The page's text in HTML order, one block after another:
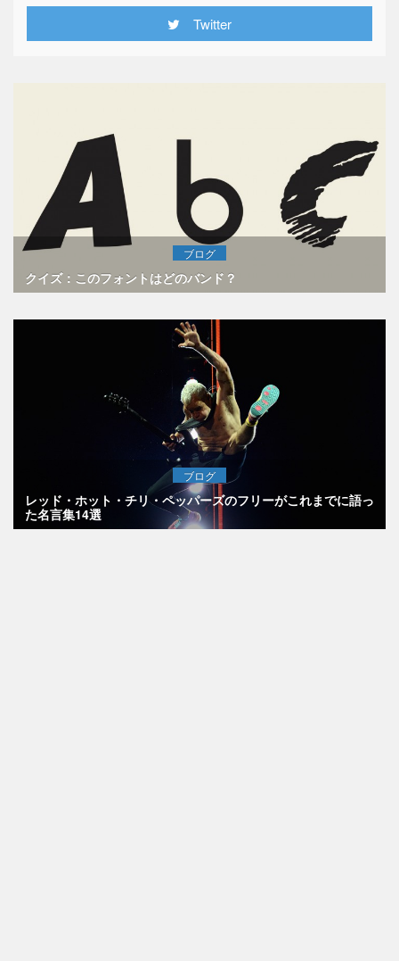
Twitter
ブログ
クイズ：このフォントはどのバンド？
ブログ
レッド・ホット・チリ・ペッパーズのフリーがこれまでに語っ
た名言集14選